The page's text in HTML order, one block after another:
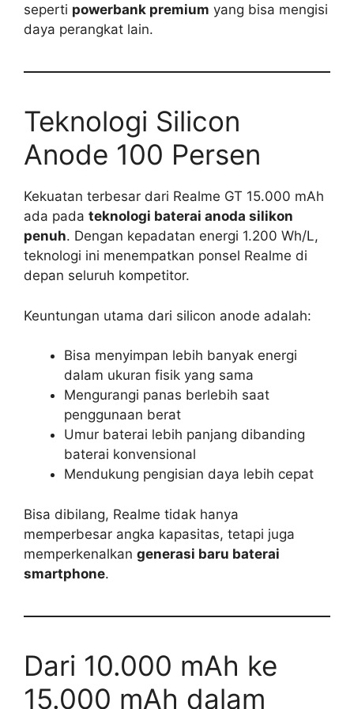
seperti powerbank premium yang bisa mengisi
daya perangkat lain.
Teknologi Silicon
Anode 100 Persen
Kekuatan terbesar dari Realme GT 15.000 mAh
ada pada teknologi baterai anoda silikon
penuh. Dengan kepadatan energi 1.200 Wh/L,
teknologi ini menempatkan ponsel Realme di
depan seluruh kompetitor.
Keuntungan utama dari silicon anode adalah:
Bisa menyimpan lebih banyak energi
dalam ukuran fisik yang sama
Mengurangi panas berlebih saat
penggunaan berat
Umur baterai lebih panjang dibanding
baterai konvensional
Mendukung pengisian daya lebih cepat
Bisa dibilang, Realme tidak hanya
memperbesar angka kapasitas, tetapi juga
memperkenalkan generasi baru baterai
smartphone.
Dari 10.000 mAh ke
15.000 mAh dalam